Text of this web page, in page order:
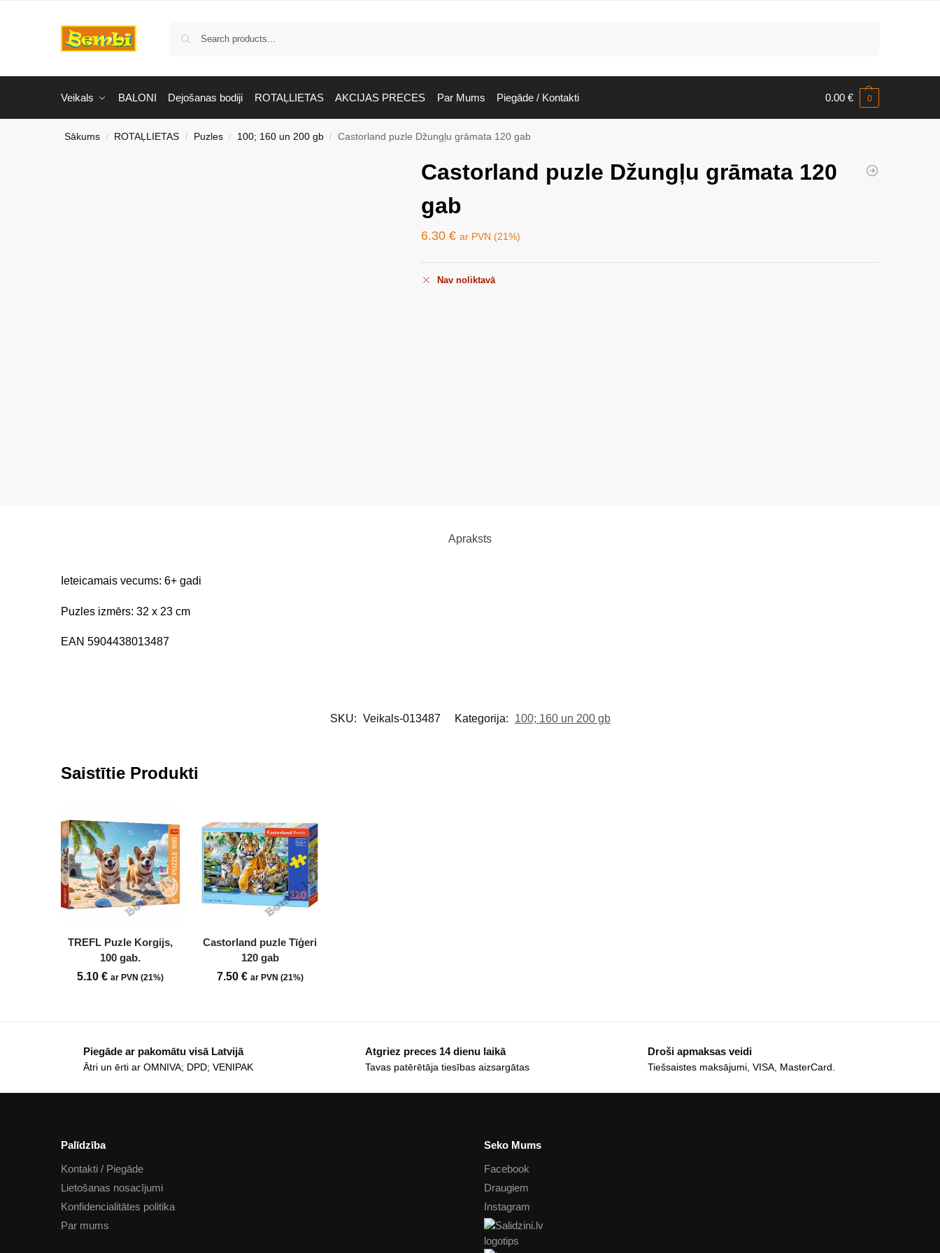
Veikals BALONI Dejošanas bodiji ROTAĻLIETAS AKCIJAS PRECES Par Mums Piegāde / Kontakti 0.00 € 0
Sākums / ROTAĻLIETAS / Puzles / 100; 160 un 200 gb / Castorland puzle Džungļu grāmata 120 gab
Castorland puzle Džungļu grāmata 120
gab
6.30 € ar PVN (21%)
Nav noliktavā
Apraksts
Ieteicamais vecums: 6+ gadi
Puzles izmērs: 32 x 23 cm
EAN 5904438013487
SKU: Veikals-013487 Kategorija: 100; 160 un 200 gb
Saistītie Produkti
TREFL Puzle Korgijs,
100 gab.
5.10 € ar PVN (21%)
Castorland puzle Tīģeri
120 gab
7.50 € ar PVN (21%)
Piegāde ar pakomātu visā Latvijā
Ātri un ērti ar OMNIVA; DPD; VENIPAK
Atgriez preces 14 dienu laikā
Tavas patērētāja tiesības aizsargātas
Droši apmaksas veidi
Tiešsaistes maksājumi, VISA, MasterCard.
Palīdzība
Kontakti / Piegāde
Lietošanas nosacījumi
Konfidencialitātes politika
Par mums
Seko Mums
Facebook
Draugiem
Instagram